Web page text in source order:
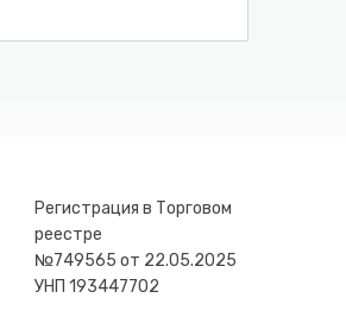
Регистрация в Торговом
реестре
№749565 от 22.05.2025
УНП 193447702